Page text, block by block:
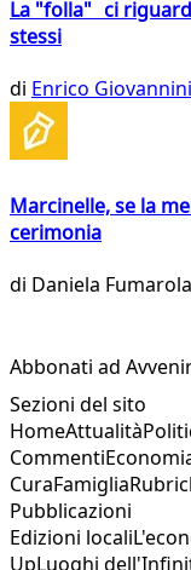
La "folla" ci
stessi
di Enrico Giovannini
Marcinelle, se la
cerimonia
di Daniela Fumarola
Abbonati ad
Sezioni del sito
HomeAttualità
Commenti
CuraFamiglia
Pubblicazioni
Edizioni locali
UpLuoghi